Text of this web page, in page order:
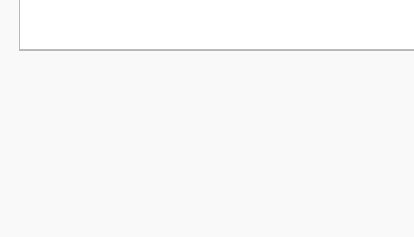
Görüş ve önerileriniz için teşekkür ederiz.